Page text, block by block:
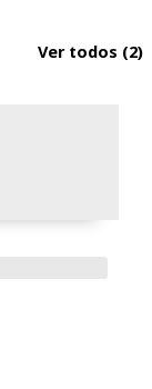
Ver todos (2)